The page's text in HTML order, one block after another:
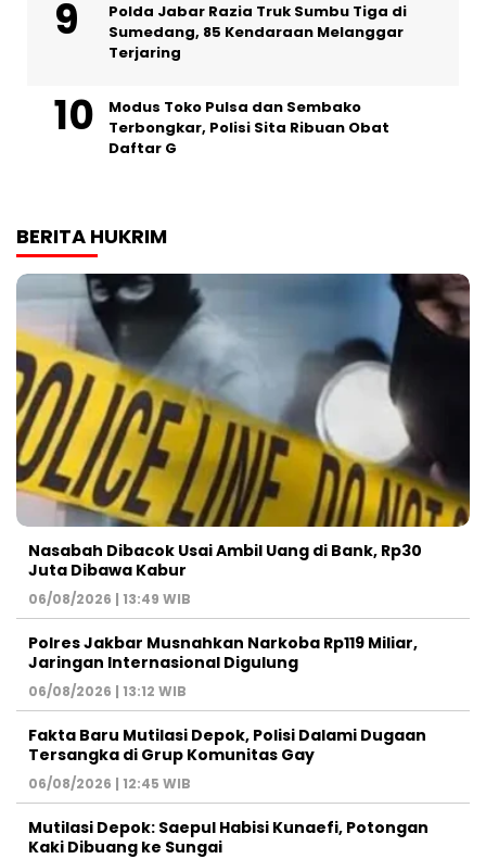
Polda Jabar Razia Truk Sumbu Tiga di
Sumedang, 85 Kendaraan Melanggar
Terjaring
Modus Toko Pulsa dan Sembako
Terbongkar, Polisi Sita Ribuan Obat
Daftar G
BERITA HUKRIM
Nasabah Dibacok Usai Ambil Uang di Bank, Rp30
Juta Dibawa Kabur
06/08/2026 | 13:49 WIB
Polres Jakbar Musnahkan Narkoba Rp119 Miliar,
Jaringan Internasional Digulung
06/08/2026 | 13:12 WIB
Fakta Baru Mutilasi Depok, Polisi Dalami Dugaan
Tersangka di Grup Komunitas Gay
06/08/2026 | 12:45 WIB
Mutilasi Depok: Saepul Habisi Kunaefi, Potongan
Kaki Dibuang ke Sungai